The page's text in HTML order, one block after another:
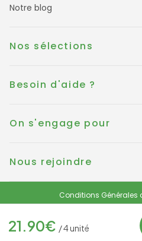
21.90€ /4unité
Notre blog
Nos sélections
Besoin d'aide ?
On s'engage pour
Nous rejoindre
Conditions Générales
Protection des données
©